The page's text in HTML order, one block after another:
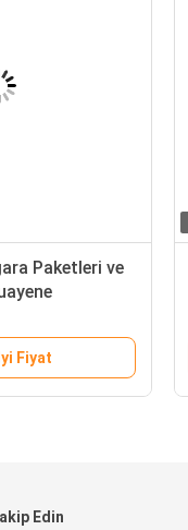
Paketleri ve
Fiyat
Edin